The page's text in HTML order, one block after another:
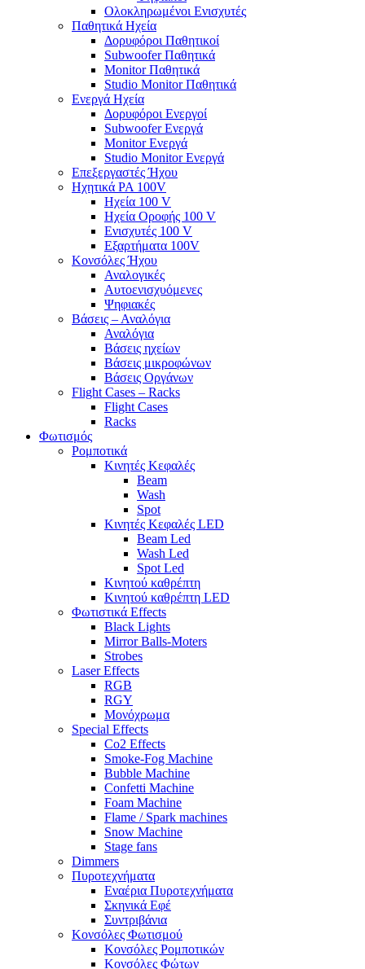
Ολοκληρωμένοι Ενισχυτές
Παθητικά Ηχεία
Δορυφόροι Παθητικοί
Subwoofer Παθητικά
Monitor Παθητικά
Studio Monitor Παθητικά
Ενεργά Ηχεία
Δορυφόροι Ενεργοί
Subwoofer Ενεργά
Monitor Ενεργά
Studio Monitor Ενεργά
Επεξεργαστές Ήχου
Ηχητικά PA 100V
Ηχεία 100 V
Ηχεία Οροφής 100 V
Ενισχυτές 100 V
Εξαρτήματα 100V
Κονσόλες Ήχου
Αναλογικές
Αυτοενισχυόμενες
Ψηφιακές
Βάσεις – Αναλόγια
Αναλόγια
Βάσεις ηχείων
Βάσεις μικροφώνων
Βάσεις Οργάνων
Flight Cases – Racks
Flight Cases
Racks
Φωτισμός
Ρομποτικά
Κινητές Κεφαλές
Beam
Wash
Spot
Κινητές Κεφαλές LED
Beam Led
Wash Led
Spot Led
Κινητού καθρέπτη
Κινητού καθρέπτη LED
Φωτιστικά Effects
Black Lights
Mirror Balls-Moters
Strobes
Laser Effects
RGB
RGY
Μονόχρωμα
Special Effects
Co2 Effects
Smoke-Fog Machine
Bubble Machine
Confetti Machine
Foam Machine
Flame / Spark machines
Snow Machine
Stage fans
Dimmers
Πυροτεχνήματα
Εναέρια Πυροτεχνήματα
Σκηνικά Εφέ
Συντριβάνια
Κονσόλες Φωτισμού
Κονσόλες Ρομποτικών
Κονσόλες Φώτων